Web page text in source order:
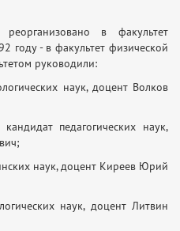
в факультет
году - в факультет физической
руководили:
наук, доцент Волков
педагогических наук,
наук, доцент Киреев Юрий
наук, доцент Литвин